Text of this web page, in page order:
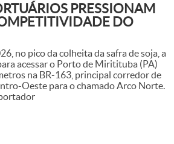
PRESSIONAM
DO
no pico da colheita da safra de soja, a
acessar o Porto de Miritituba (PA)
na BR-163, principal corredor de
Oeste para o chamado Arco Norte.